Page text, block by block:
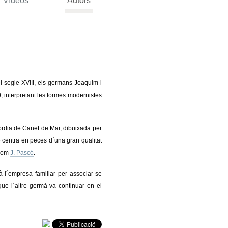
segle XVIII, els germans Joaquim i
interpretant les formes modernistes
de Canet de Mar, dibuixada per
en peces d´una gran qualitat
J. Pascó.
familiar per associar-se
l´altre germà va continuar en el